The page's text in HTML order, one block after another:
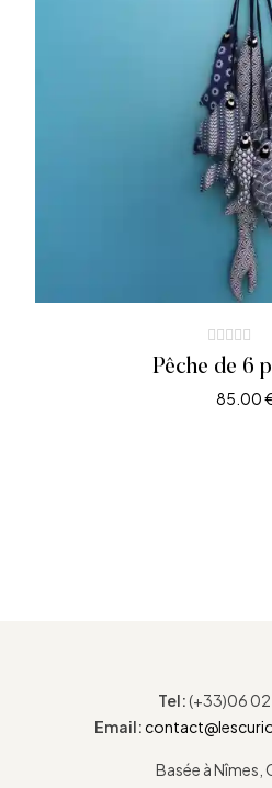
Pêche de 6
85.00
Tel:(+33)06 02
Email:
Basée à Nîmes,